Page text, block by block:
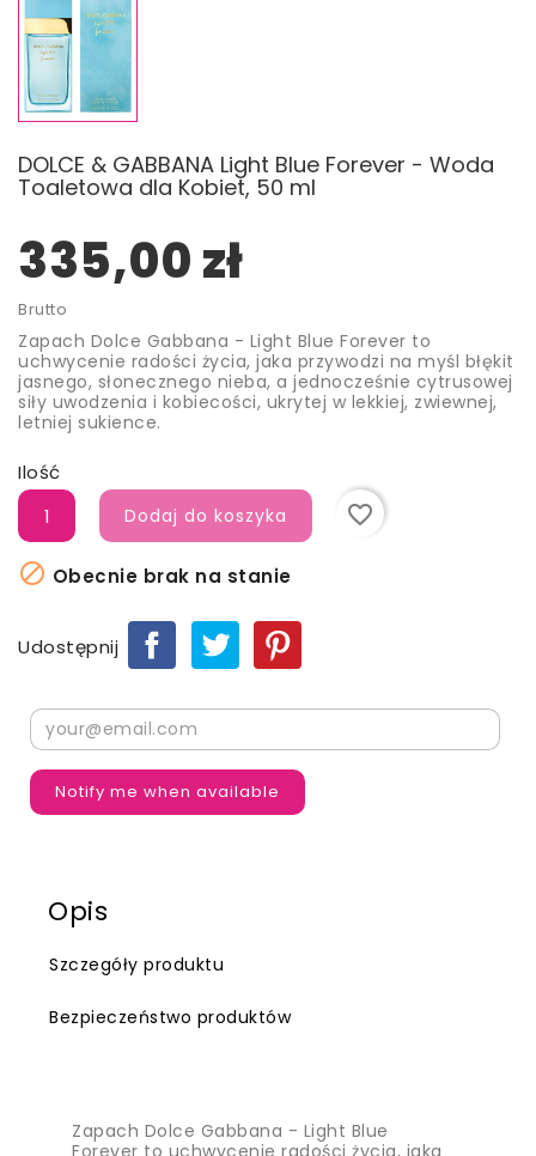
DOLCE & GABBANA Light Blue Forever - Woda
Toaletowa dla Kobiet, 50 ml
335,00 zł
Brutto
Zapach Dolce Gabbana - Light Blue Forever to
uchwycenie radości życia, jaka przywodzi na myśl błękit
jasnego, słonecznego nieba, a jednocześnie cytrusowej
siły uwodzenia i kobiecości, ukrytej w lekkiej, zwiewnej,
letniej sukience.
Ilość
Dodaj do koszyka favorite_border
 Obecnie brak na stanie
Udostępnij
Notify me when available
Opis
Szczegóły produktu
Bezpieczeństwo produktów
Zapach Dolce Gabbana - Light Blue